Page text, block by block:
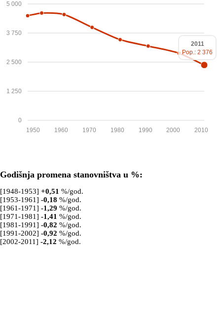
0
1 250
2 500
3 750
5 000
2010
2000
1990
1980
1970
1960
1950
2011
Pop.: 2 376
Godišnja promena stanovništva u %:
[1948-1953] +0,51 %/god.
[1953-1961] -0,18 %/god.
[1961-1971] -1,29 %/god.
[1971-1981] -1,41 %/god.
[1981-1991] -0,82 %/god.
[1991-2002] -0,92 %/god.
[2002-2011] -2,12 %/god.